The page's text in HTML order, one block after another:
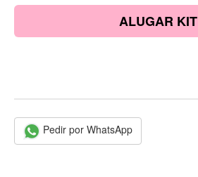
ALUGAR KIT
Pedir por WhatsApp